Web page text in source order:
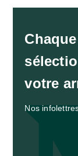
votre
Nos